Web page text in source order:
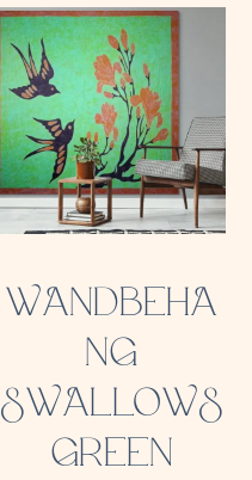
WANDBEHA
NG
SWALLOWS
GREEN